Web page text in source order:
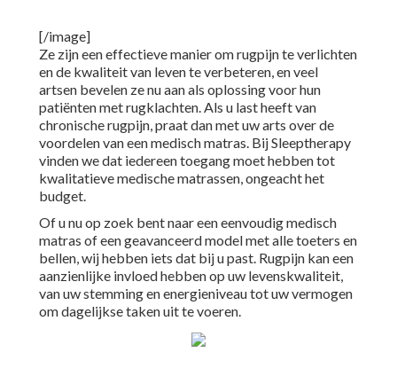
[/image]
Ze zijn een effectieve manier om rugpijn te verlichten
en de kwaliteit van leven te verbeteren, en veel
artsen bevelen ze nu aan als oplossing voor hun
patiënten met rugklachten. Als u last heeft van
chronische rugpijn, praat dan met uw arts over de
voordelen van een medisch matras. Bij Sleeptherapy
vinden we dat iedereen toegang moet hebben tot
kwalitatieve medische matrassen, ongeacht het
budget.
Of u nu op zoek bent naar een eenvoudig medisch
matras of een geavanceerd model met alle toeters en
bellen, wij hebben iets dat bij u past. Rugpijn kan een
aanzienlijke invloed hebben op uw levenskwaliteit,
van uw stemming en energieniveau tot uw vermogen
om dagelijkse taken uit te voeren.